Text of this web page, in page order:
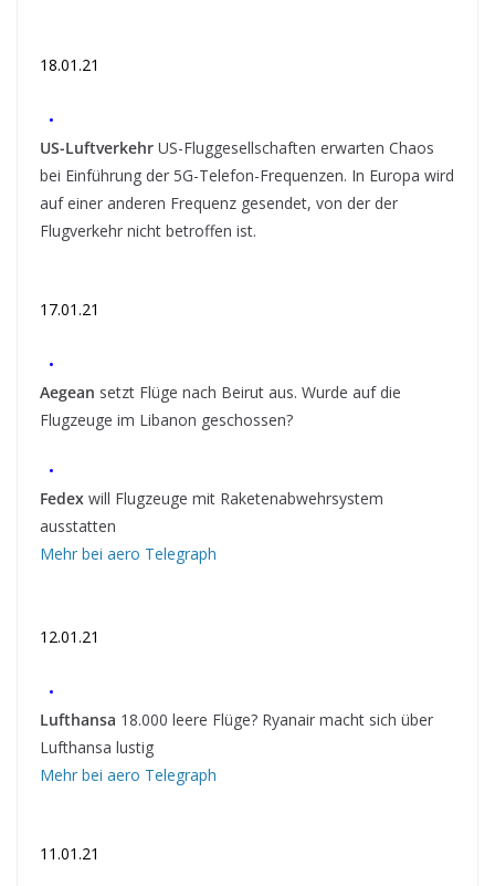
18.01.21
•
US-Luftverkehr US-Fluggesellschaften erwarten Chaos
bei Einführung der 5G-Telefon-Frequenzen. In Europa wird
auf einer anderen Frequenz gesendet, von der der
Flugverkehr nicht betroffen ist.
17.01.21
•
Aegean setzt Flüge nach Beirut aus. Wurde auf die
Flugzeuge im Libanon geschossen?
•
Fedex will Flugzeuge mit Raketenabwehrsystem
ausstatten
Mehr bei aero Telegraph
12.01.21
•
Lufthansa 18.000 leere Flüge? Ryanair macht sich über
Lufthansa lustig
Mehr bei aero Telegraph
11.01.21